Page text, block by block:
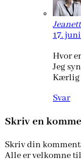
17.
Hvor
Jeg
Kærlig
Svar
Skriv en
Skriv din
Alle er velkomne